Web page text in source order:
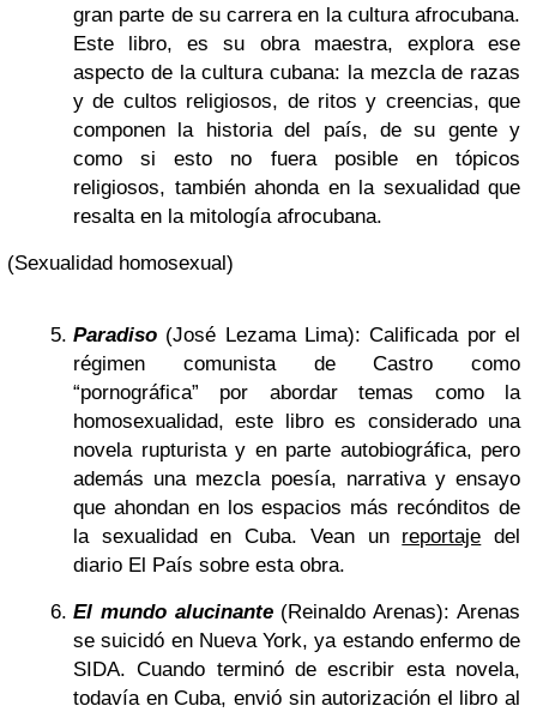
gran parte de su carrera en la cultura afrocubana.
Este libro, es su obra maestra, explora ese
aspecto de la cultura cubana: la mezcla de razas
y de cultos religiosos, de ritos y creencias, que
componen la historia del país, de su gente y
como si esto no fuera posible en tópicos
religiosos, también ahonda en la sexualidad que
resalta en la mitología afrocubana.
(Sexualidad homosexual)
Paradiso (José Lezama Lima): Calificada por el
régimen comunista de Castro como
“pornográfica” por abordar temas como la
homosexualidad, este libro es considerado una
novela rupturista y en parte autobiográfica, pero
además una mezcla poesía, narrativa y ensayo
que ahondan en los espacios más recónditos de
la sexualidad en Cuba. Vean un reportaje del
diario El País sobre esta obra.
El mundo alucinante (Reinaldo Arenas): Arenas
se suicidó en Nueva York, ya estando enfermo de
SIDA. Cuando terminó de escribir esta novela,
todavía en Cuba, envió sin autorización el libro al